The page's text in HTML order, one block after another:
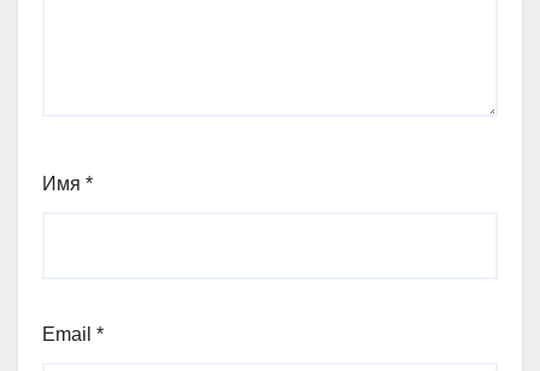
Имя *
Email *